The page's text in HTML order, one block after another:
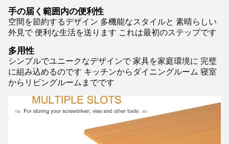
手の届く範囲内の便利性
空間を節約するデザイン 多機能なスタイルと 素晴らしい
外見で 便利な生活を送ります これは最初のステップです
多用性
シンプルでユニークなデザインで 家具を家庭環境に 完璧
に組み込めるのです キッチンからダイニングルーム 寝室
からリビングルームまでです